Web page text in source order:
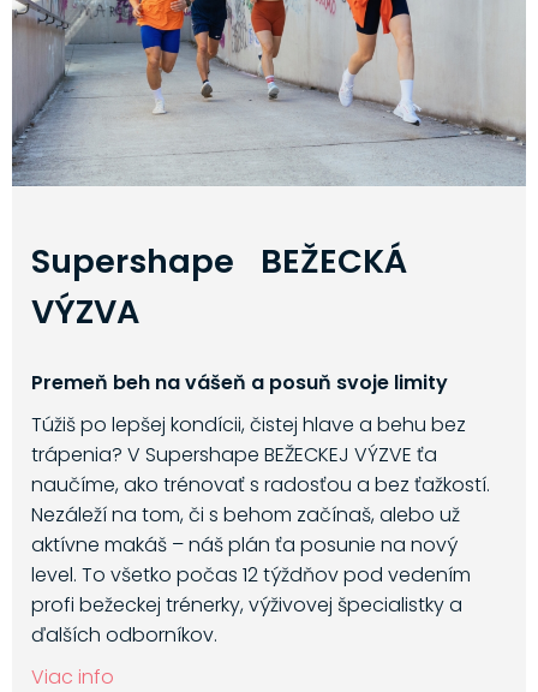
Supershape BEŽECKÁ
VÝZVA
Premeň beh na vášeň a posuň svoje limity
Túžiš po lepšej kondícii, čistej hlave a behu bez
trápenia? V Supershape BEŽECKEJ VÝZVE ťa
naučíme, ako trénovať s radosťou a bez ťažkostí.
Nezáleží na tom, či s behom začínaš, alebo už
aktívne makáš – náš plán ťa posunie na nový
level. To všetko počas 12 týždňov pod vedením
profi bežeckej trénerky, výživovej špecialistky a
ďalších odborníkov.
Viac info